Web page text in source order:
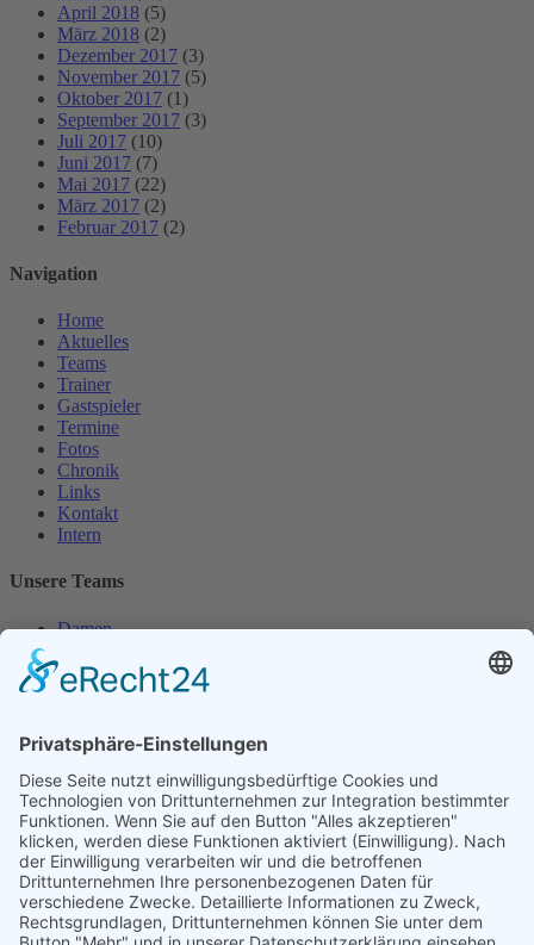
April 2018 (5)
März 2018 (2)
Dezember 2017 (3)
November 2017 (5)
Oktober 2017 (1)
September 2017 (3)
Juli 2017 (10)
Juni 2017 (7)
Mai 2017 (22)
März 2017 (2)
Februar 2017 (2)
Navigation
Home
Aktuelles
Teams
Trainer
Gastspieler
Termine
Fotos
Chronik
Links
Kontakt
Intern
Unsere Teams
Damen
Herren
Herren 30
Unsere Jugend
Midcourt
Bambini
Juniorinnen 18
Knaben 15
Follow us